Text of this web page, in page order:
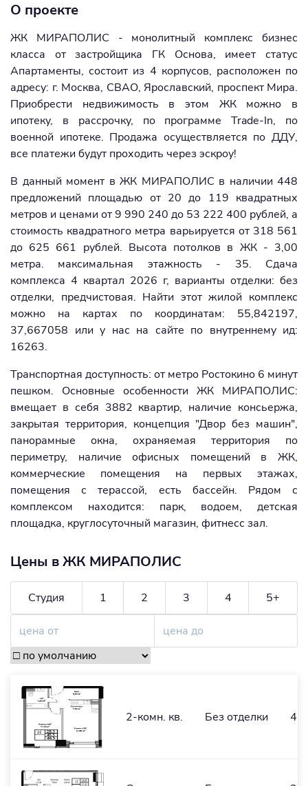
О проекте
ЖК МИРАПОЛИС - монолитный комплекс бизнес
класса от застройщика ГК Основа, имеет статус
Апартаменты, состоит из 4 корпусов, расположен по
адресу: г. Москва, СВАО, Ярославский, проспект Мира.
Приобрести недвижимость в этом ЖК можно в
ипотеку, в рассрочку, по программе Trade-In, по
военной ипотеке. Продажа осуществляется по ДДУ,
все платежи будут проходить через эскроу!
В данный момент в ЖК МИРАПОЛИС в наличии 448
предложений площадью от 20 до 119 квадратных
метров и ценами от 9 990 240 до 53 222 400 рублей, а
стоимость квадратного метра варьируется от 318 561
до 625 661 рублей. Высота потолков в ЖК - 3,00
метра. максимальная этажность - 35. Сдача
комплекса 4 квартал 2026 г, варианты отделки: без
отделки, предчистовая. Найти этот жилой комплекс
можно на картах по координатам: 55,842197,
37,667058 или у нас на сайте по внутреннему ид:
16263.
Транспортная доступность: от метро Ростокино 6 минут
пешком. Основные особенности ЖК МИРАПОЛИС:
вмещает в себя 3882 квартир, наличие консьержа,
закрытая территория, концепция "Двор без машин",
панорамные окна, охраняемая территория по
периметру, наличие офисных помещений в ЖК,
коммерческие помещения на первых этажах,
помещения с терассой, есть бассейн. Рядом с
комплексом находится: парк, водоем, детская
площадка, круглосуточный магазин, фитнесс зал.
Цены в ЖК МИРАПОЛИС
Студия 1 2 3 4 5+
2-комн. кв. Без отделки